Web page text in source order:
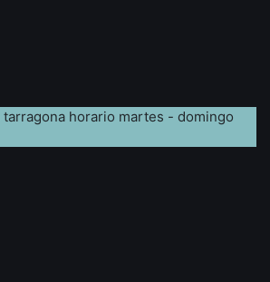
tarragona horario martes - domingo